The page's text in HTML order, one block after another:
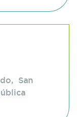
San